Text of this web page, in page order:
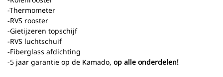
-Thermometer
-RVS rooster
-Gietijzeren topschijf
-RVS luchtschuif
-Fiberglass afdichting
-5 jaar garantie op de Kamado, op alle onderdelen!